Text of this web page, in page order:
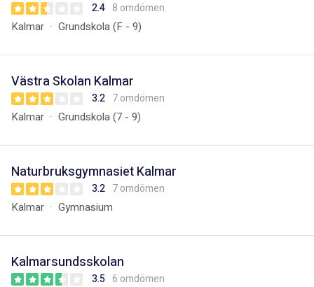
2.4 8 omdömen
Kalmar Grundskola (F - 9)
Västra Skolan Kalmar
3.2 7 omdömen
Kalmar Grundskola (7 - 9)
Naturbruksgymnasiet Kalmar
3.2 7 omdömen
Kalmar Gymnasium
Kalmarsundsskolan
3.5 6 omdömen